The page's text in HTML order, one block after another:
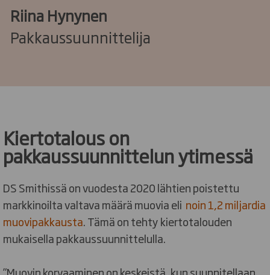
Riina Hynynen
Pakkaussuunnittelija
Kiertotalous on
pakkaussuunnittelun ytimessä
DS Smithissä on vuodesta 2020 lähtien poistettu
markkinoilta valtava määrä muovia eli noin 1,2 miljardia
muovipakkausta. Tämä on tehty kiertotalouden
mukaisella pakkaussuunnittelulla.
”Muovin korvaaminen on keskeistä, kun suunnitellaan